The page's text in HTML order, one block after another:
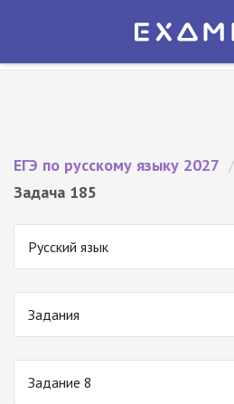
Экзамер — ЕГЭ 2027
ЕГЭ по русскому языку 2027 /
Задача 185
Русский язык
Задания
Задание 8